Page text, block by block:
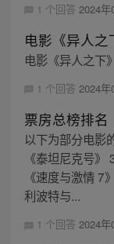
1 个回答 2024
电影《异人之
电影《异人之下
1 个回答 2024
票房总榜排名
以下为部分电影
《泰坦尼克号
《速度与激情 7
利波特与...
1 个回答 2024